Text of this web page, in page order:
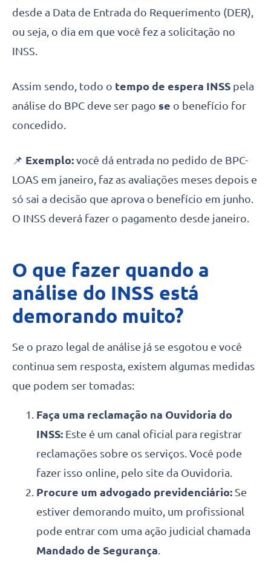
desde a Data de Entrada do Requerimento (DER),
ou seja, o dia em que você fez a solicitação no
INSS.
Assim sendo, todo o tempo de espera INSS pela
análise do BPC deve ser pago se o benefício for
concedido.
📌 Exemplo: você dá entrada no pedido de BPC-
LOAS em janeiro, faz as avaliações meses depois e
só sai a decisão que aprova o benefício em junho.
O INSS deverá fazer o pagamento desde janeiro.
O que fazer quando a
análise do INSS está
demorando muito?
Se o prazo legal de análise já se esgotou e você
continua sem resposta, existem algumas medidas
que podem ser tomadas:
Faça uma reclamação na Ouvidoria do
INSS: Este é um canal oficial para registrar
reclamações sobre os serviços. Você pode
fazer isso online, pelo site da Ouvidoria.
Procure um advogado previdenciário: Se
estiver demorando muito, um profissional
pode entrar com uma ação judicial chamada
Mandado de Segurança.